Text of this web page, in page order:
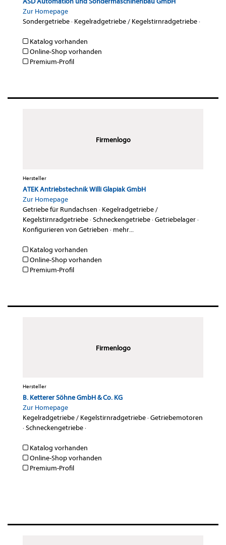
Zur Homepage
Sondergetriebe· Kegelradgetriebe / Kegelstirnradgetriebe·
Katalog vorhanden
Online-Shop vorhanden
Premium-Profil
Firmenlogo
Hersteller
ATEK Antriebstechnik Willi Glapiak GmbH
Zur Homepage
Getriebe für Rundachsen · Kegelradgetriebe /
Kegelstirnradgetriebe·Schneckengetriebe·Getriebelager·
Konfigurieren von Getrieben · mehr...
Katalog vorhanden
Online-Shop vorhanden
Premium-Profil
Firmenlogo
Hersteller
B. Ketterer Söhne GmbH & Co. KG
Zur Homepage
Kegelradgetriebe / Kegelstirnradgetriebe·Getriebemotoren
·Schneckengetriebe·
Katalog vorhanden
Online-Shop vorhanden
Premium-Profil